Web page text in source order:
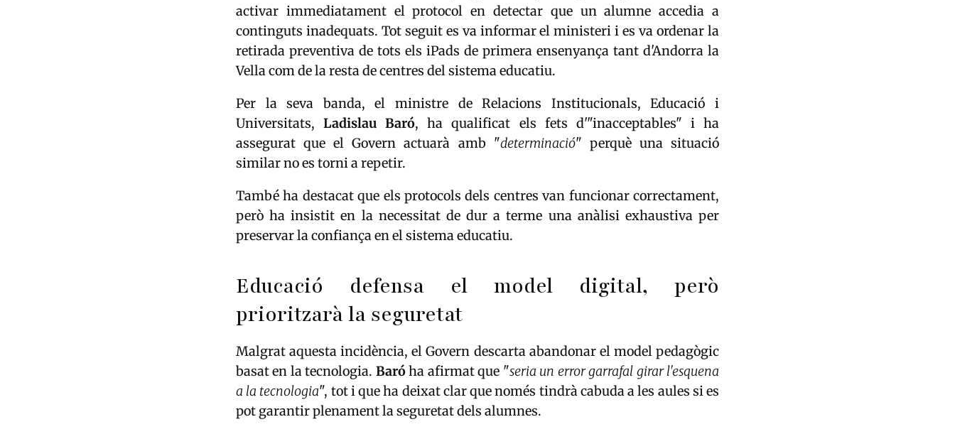
activar immediatament el protocol en detectar que un alumne accedia a
continguts inadequats. Tot seguit es va informar el ministeri i es va ordenar la
retirada preventiva de tots els iPads de primera ensenyança tant d'Andorra la
Vella com de la resta de centres del sistema educatiu.
Per la seva banda, el ministre de Relacions Institucionals, Educació i
Universitats,Ladislau Baró, ha qualificat els fets d'"inacceptables" i ha
assegurat que el Govern actuarà amb "determinació" perquè una situació
similar no es torni a repetir.
També ha destacat que els protocols dels centres van funcionar correctament,
però ha insistit en la necessitat de dur a terme una anàlisi exhaustiva per
preservar la confiança en el sistema educatiu.
Educació defensa el model digital, però
prioritzarà la seguretat
Malgrat aquesta incidència, el Govern descarta abandonar el model pedagògic
basat en la tecnologia. Baróha afirmat que "seria un error garrafal girar l'esquena
a la tecnologia", tot i que ha deixat clar que només tindrà cabuda a les aules si es
pot garantir plenament la seguretat dels alumnes.